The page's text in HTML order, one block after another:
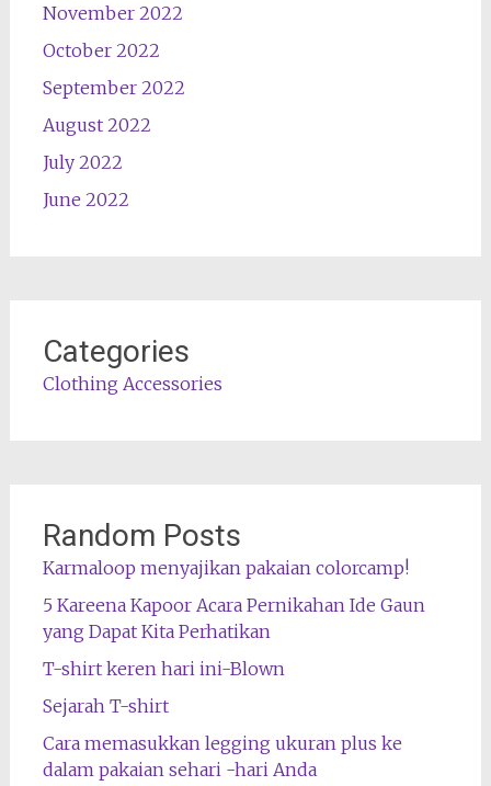
November 2022
October 2022
September 2022
August 2022
July 2022
June 2022
Categories
Clothing Accessories
Random Posts
Karmaloop menyajikan pakaian colorcamp!
5 Kareena Kapoor Acara Pernikahan Ide Gaun
yang Dapat Kita Perhatikan
T-shirt keren hari ini-Blown
Sejarah T-shirt
Cara memasukkan legging ukuran plus ke
dalam pakaian sehari -hari Anda